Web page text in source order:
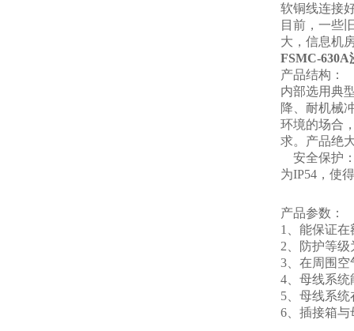
软铜线连接
目前，一些
大，信息机
FSMC-630A
产品结构：
内部选用典
降、耐机械
环境的场合
求。产品绝
安全保护
为IP54，使
产品参数：
1、能保证
2、防护等级
3、在周围空
4、母线系统
5、母线系
6、插接箱与